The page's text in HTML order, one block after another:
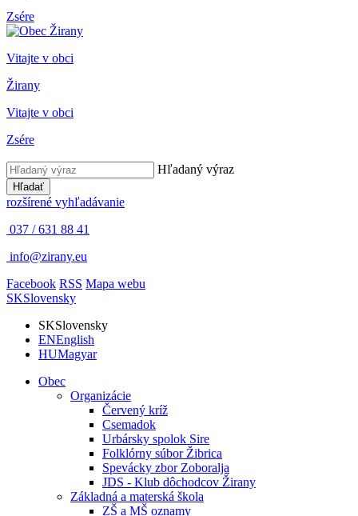
Zsére
Vitajte v obci
Žirany
Vitajte v obci
Zsére
Hľadaný výraz
Hľadať
rozšírené vyhľadávanie
037 / 631 88 41
info@zirany.eu
Facebook RSS Mapa webu
SKSlovensky
SKSlovensky
ENEnglish
HUMagyar
Obec
Organizácie
Červený kríž
Csemadok
Urbársky spolok Sire
Folklórny súbor Žibrica
Spevácky zbor Zoboralja
JDS - Klub dôchodcov Žirany
Základná a materská škola
ZŠ a MŠ oznamy